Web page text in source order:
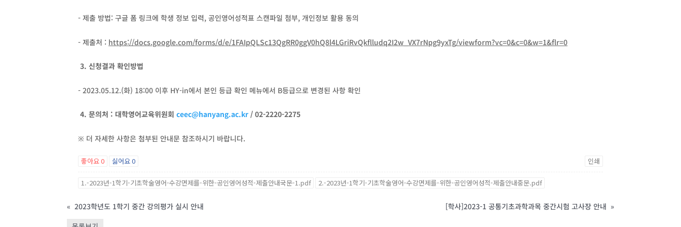
- 제출 방법: 구글 폼 링크에 학생 정보 입력, 공인영어성적표 스캔파일 첨부, 개인정보 활용 동의
- 제출처 : https://docs.google.com/forms/d/e/1FAIpQLSc13QgRR0ggV0hQ8l4LGriRvQkflludq2I2w_VX7rNpg9yxTg/viewform?vc=0&c=0&w=1&flr=0
3. 신청결과 확인방법
- 2023.05.12.(화) 18:00 이후 HY-in에서 본인 등급 확인 메뉴에서 B등급으로 변경된 사항 확인
4. 문의처 : 대학영어교육위원회 ceec@hanyang.ac.kr / 02-2220-2275
※ 더 자세한 사항은 첨부된 안내문 참조하시기 바랍니다.
좋아요0 싫어요0 인쇄
1.-2023년-1학기-기초학술영어-수강면제를-위한-공인영어성적-제출안내국문-1.pdf 2.-2023년-1학기-기초학술영어-수강면제를-위한-공인영어성적-제출안내중문.pdf
« 2023학년도 1학기 중간 강의평가 실시 안내 [학사]2023-1 공통기초과학과목 중간시험 고사장 안내 »